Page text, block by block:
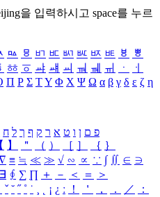
을 입력하시고 space를 누르
ㅰ ㅱ ㅲ ㅳ ㅴ ㅵ ㅶ ㅷ ㅸ
ㅹ
ㆅ ㆆ ㆇ ㆈ ㆉ ㆊ ㆋ ㆌ ㆍ
ㆎ
Π Ρ Σ ΤΥ Φ Χ Ψ Ω α β γ δ ε ζ η
פ ם ן ו ט א ר ק ף ך ל ח
】 ＂ （ ） ［ ］ ｛ ｝
≡ ≒ ≪ ≫ √ ∽ ∝ ∵ ∫ ∬ ∈ ∋
∃ ∮ ∑ ∏ ＋ － ＜ ＝
＞
ˇ ˘ ˝ ˚ ˙ ¸ ¡ ¿ ː ！ ＇ ， ． ／
：